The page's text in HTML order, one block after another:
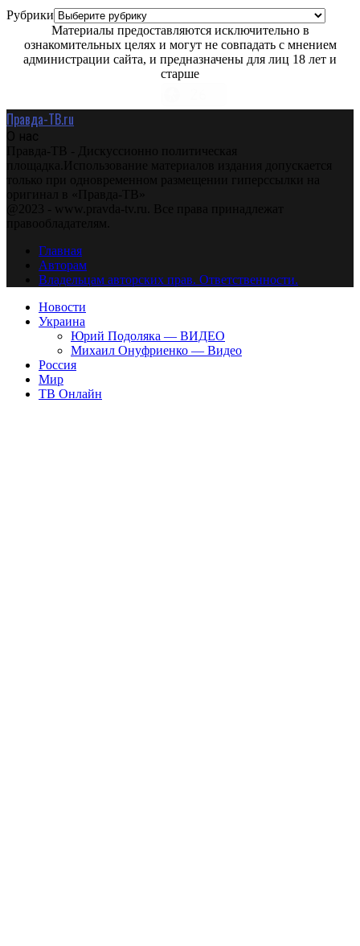
Рубрики
Материалы предоставляются исключительно в
ознакомительных целях и могут не совпадать с мнением
администрации сайта, и предназначены для лиц 18 лет и
старше
Правда-ТВ.ru
О нас
Правда-ТВ - Дискуссионно политическая
площадка.Использование материалов издания допускается
только при одновременном размещении гиперссылки на
оригинал в «Правда-ТВ»
@2023 - www.pravda-tv.ru. Все права принадлежат
правообладателям.
Главная
Авторам
Владельцам авторских прав. Ответственности.
Новости
Украина
Юрий Подоляка — ВИДЕО
Михаил Онуфриенко — Видео
Россия
Мир
ТВ Онлайн